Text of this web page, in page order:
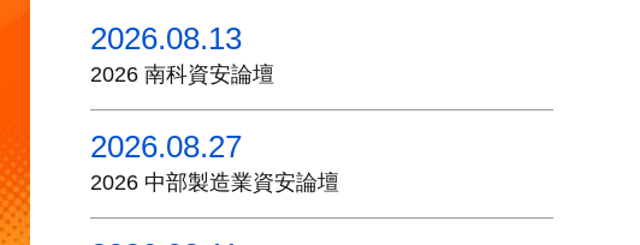
2026.08.13
2026 南科資安論壇
2026.08.27
2026 中部製造業資安論壇